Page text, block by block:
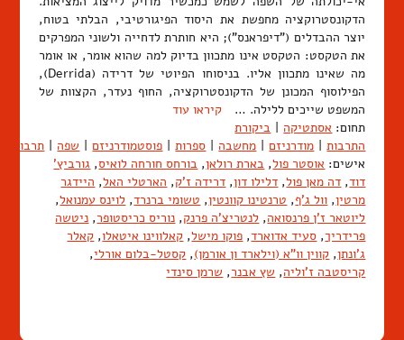
הדקונסטרוקציה מחפשת את היסוד הפיגורטיבי, הבלתי בטוח,
יוצר ההבדלים ("דיפראנס"); היא חותרת לדחייה ולשוני המפרקים
את הטקסט: הטקסט אינו מתכוון בדיוק למה שהוא אומר, או אומר
מה שאינו מתכוון אליו. בניסוחו הפיוטי של דרידה (Derrida),
הפילוסוף המכונן של הדקונסטרוקציה, החוף נעדר, הקצוות של
המשפט שייכים ללילה. … קיראו עוד
תחום: אסתטיקה | ביקורת
התרבות | מודרניזם | מחשבה | ספרות | פוסטמודרניזם | שפה | תרבות
אישים: אוסטר פול, בארת רולאן, בורחס חורחה לואיס, גורביץ'
דוד, דה מאן פול, דלילו דון, דרידה ז'ק, הארטלי האל, היידגר
מרטין, וול ג'ף, טרנטינו קוונטין, טשומי ברנרד, לוינס עמנואל,
ליוטאר ז'ן פרנסואה, לנטריצ'ה פרנק, נוריס כריסטופר, ניטשה
פרידריך, סעיד אדוארד, פוקו מישל, קאלווינו איטאלו, קאלר
ג'ונתן, קווין וו"א (וילארד ון אורמן), קסטל-בלום אורלי,
קריסטבה ז'וליה, שץ אבנר, שרמן סינדי